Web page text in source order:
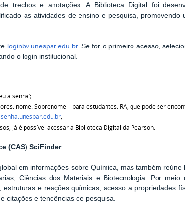
trechos e anotações. A Biblioteca Digital foi
às atividades de ensino e pesquisa, promovendo
loginbv.unespar.edu.br. Se for o primeiro acesso,
o login institucional.
a senha’;
nome. Sobrenome – para estudantes: RA, que pode ser
senha.unespar.edu.br;
já é possível acessar a Biblioteca Digital da Pearson.
(CAS) SciFinder
em informações sobre Química, mas também reúne
Ciências dos Materiais e Biotecnologia. Por meio
estruturas e reações químicas, acesso a propriedades
citações e tendências de pesquisa.